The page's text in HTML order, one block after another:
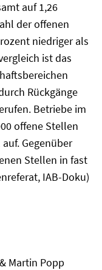
auf 1,26
der offenen
niedriger als
ist das
Rückgänge
Betriebe im
offene Stellen
Gegenüber
Stellen in fast
IAB-Doku)
Martin Popp